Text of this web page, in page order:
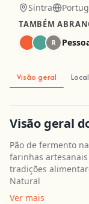
Sintra
TAMBÉM
R
Visão geral
Visão geral
Pão de fermento
farinhas
tradições
Natural
Ver mais